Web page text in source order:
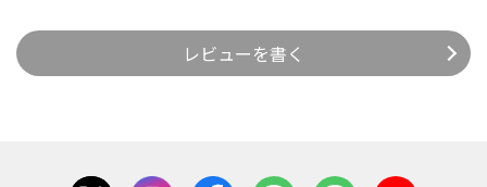
レビューを書く